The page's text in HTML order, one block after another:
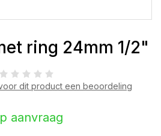
ring 24mm 1/2"
dit product een beoordeling
aanvraag